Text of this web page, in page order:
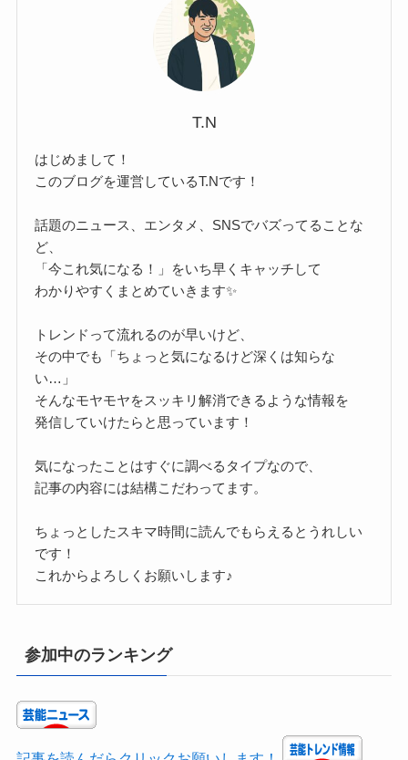
T.N
はじめまして！
このブログを運営しているT.Nです！
話題のニュース、エンタメ、SNSでバズってることな
ど、
「今これ気になる！」をいち早くキャッチして
わかりやすくまとめていきます✨
トレンドって流れるのが早いけど、
その中でも「ちょっと気になるけど深くは知らな
い…」
そんなモヤモヤをスッキリ解消できるような情報を
発信していけたらと思っています！
気になったことはすぐに調べるタイプなので、
記事の内容には結構こだわってます。
ちょっとしたスキマ時間に読んでもらえるとうれしい
です！
これからよろしくお願いします♪
参加中のランキング